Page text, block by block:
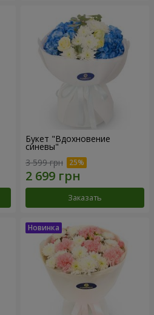
Букет "Вдохновение
синевы"
3 599 грн
Заказать